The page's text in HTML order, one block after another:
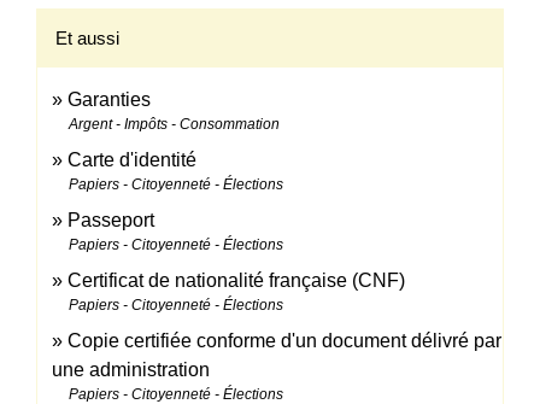
Et aussi
Garanties
Argent - Impôts - Consommation
Carte d'identité
Papiers - Citoyenneté - Élections
Passeport
Papiers - Citoyenneté - Élections
Certificat de nationalité française (CNF)
Papiers - Citoyenneté - Élections
Copie certifiée conforme d'un document délivré par
une administration
Papiers - Citoyenneté - Élections